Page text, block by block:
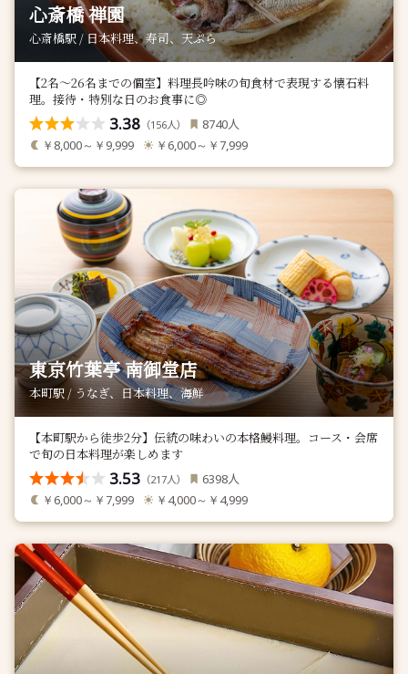
心斎橋 禅園
心斎橋駅 / 日本料理、寿司、天ぷら
【2名～26名までの個室】料理長吟味の旬食材で表現する懐石料
理。接待・特別な日のお食事に◎
3.38 （156人） 8740人
￥8,000～￥9,999 ￥6,000～￥7,999
東京竹葉亭 南御堂店
本町駅 / うなぎ、日本料理、海鮮
【本町駅から徒歩2分】伝統の味わいの本格鰻料理。コース・会席
で旬の日本料理が楽しめます
3.53 （217人） 6398人
￥6,000～￥7,999 ￥4,000～￥4,999